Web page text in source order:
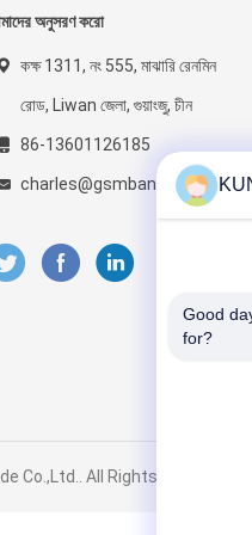
অনুসরণ করো
কক্ষ 1311, নং 555, মাঝারি রেনমিন
রোড, Liwan জেলা, গুয়াংজু, চীন
86-13601126185
Co.,Ltd.. All Rights Reserved.
Good
for?